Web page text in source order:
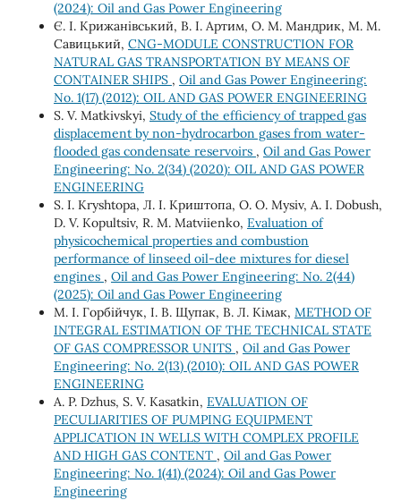
(2024): Oil and Gas Power Engineering
Є. І. Крижанівський, В. І. Артим, О. М. Мандрик, М. М.
Савицький, CNG-MODULE CONSTRUCTION FOR
NATURAL GAS TRANSPORTATION BY MEANS OF
CONTAINER SHIPS , Oil and Gas Power Engineering:
No. 1(17) (2012): OIL AND GAS POWER ENGINEERING
S. V. Matkivskyi, Study of the efficiency of trapped gas
displacement by non-hydrocarbon gases from water-
flooded gas condensate reservoirs , Oil and Gas Power
Engineering: No. 2(34) (2020): OIL AND GAS POWER
ENGINEERING
S. I. Kryshtopa, Л. І. Криштопа, O. О. Mysiv, A. І. Dobush,
D. V. Kopultsiv, R. M. Matviienko, Evaluation of
physicochemical properties and combustion
performance of linseed oil-dee mixtures for diesel
engines , Oil and Gas Power Engineering: No. 2(44)
(2025): Oil and Gas Power Engineering
М. І. Горбійчук, І. В. Щупак, В. Л. Кімак, METHOD OF
INTEGRAL ESTIMATION OF THE TECHNICAL STATE
OF GAS COMPRESSOR UNITS , Oil and Gas Power
Engineering: No. 2(13) (2010): OIL AND GAS POWER
ENGINEERING
A. P. Dzhus, S. V. Kasatkin, EVALUATION OF
PECULIARITIES OF PUMPING EQUIPMENT
APPLICATION IN WELLS WITH COMPLEX PROFILE
AND HIGH GAS CONTENT , Oil and Gas Power
Engineering: No. 1(41) (2024): Oil and Gas Power
Engineering